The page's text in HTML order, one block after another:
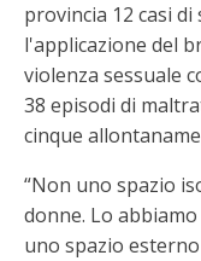
provincia 12 casi
l'applicazione del
violenza sessuale
38 episodi di
cinque
“Non uno spazio
donne. Lo
uno spazio